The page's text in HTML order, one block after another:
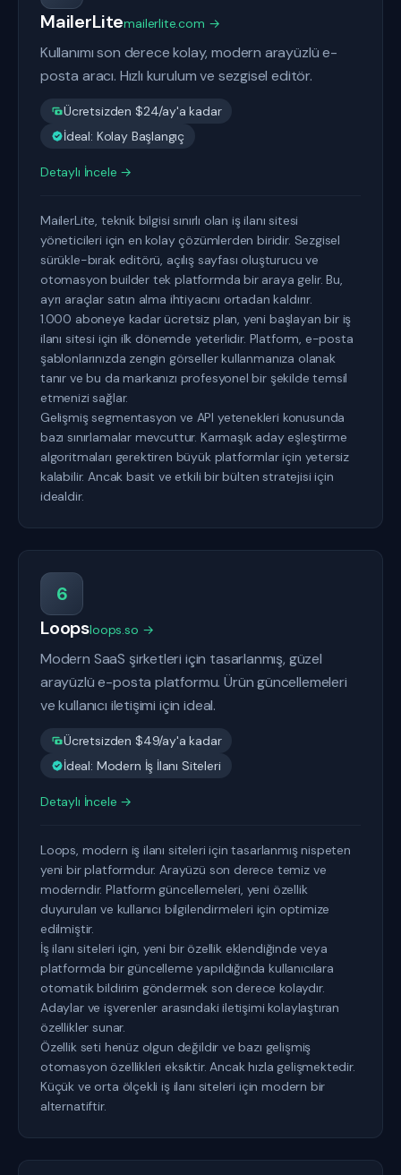
MailerLitemailerlite.com →
Kullanımı son derece kolay, modern arayüzlü e-
posta aracı. Hızlı kurulum ve sezgisel editör.
Ücretsizden $24/ay'a kadar
İdeal: Kolay Başlangıç
Detaylı İncele →
MailerLite, teknik bilgisi sınırlı olan iş ilanı sitesi
yöneticileri için en kolay çözümlerden biridir. Sezgisel
sürükle-bırak editörü, açılış sayfası oluşturucu ve
otomasyon builder tek platformda bir araya gelir. Bu,
ayrı araçlar satın alma ihtiyacını ortadan kaldırır.
1.000 aboneye kadar ücretsiz plan, yeni başlayan bir iş
ilanı sitesi için ilk dönemde yeterlidir. Platform, e-posta
şablonlarınızda zengin görseller kullanmanıza olanak
tanır ve bu da markanızı profesyonel bir şekilde temsil
etmenizi sağlar.
Gelişmiş segmentasyon ve API yetenekleri konusunda
bazı sınırlamalar mevcuttur. Karmaşık aday eşleştirme
algoritmaları gerektiren büyük platformlar için yetersiz
kalabilir. Ancak basit ve etkili bir bülten stratejisi için
idealdir.
6
Loopsloops.so →
Modern SaaS şirketleri için tasarlanmış, güzel
arayüzlü e-posta platformu. Ürün güncellemeleri
ve kullanıcı iletişimi için ideal.
Ücretsizden $49/ay'a kadar
İdeal: Modern İş İlanı Siteleri
Detaylı İncele →
Loops, modern iş ilanı siteleri için tasarlanmış nispeten
yeni bir platformdur. Arayüzü son derece temiz ve
moderndir. Platform güncellemeleri, yeni özellik
duyuruları ve kullanıcı bilgilendirmeleri için optimize
edilmiştir.
İş ilanı siteleri için, yeni bir özellik eklendiğinde veya
platformda bir güncelleme yapıldığında kullanıcılara
otomatik bildirim göndermek son derece kolaydır.
Adaylar ve işverenler arasındaki iletişimi kolaylaştıran
özellikler sunar.
Özellik seti henüz olgun değildir ve bazı gelişmiş
otomasyon özellikleri eksiktir. Ancak hızla gelişmektedir.
Küçük ve orta ölçekli iş ilanı siteleri için modern bir
alternatiftir.